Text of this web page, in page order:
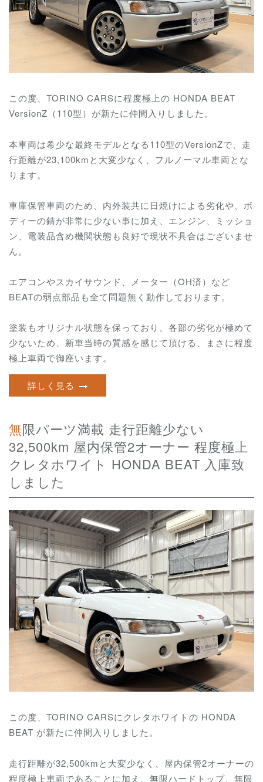
この度、TORINO CARSに程度極上の HONDA BEAT
VersionZ（110型）が新たに仲間入りしました。
本車両は希少な最終モデルとなる110型のVersionZで、走
行距離が23,100kmと大変少なく、フルノーマル車両とな
ります。
車庫保管車両のため、内外装共に日焼けによる劣化や、ボ
ディーの錆が非常に少ない事に加え、 エンジン、ミッショ
ン、電装品含め機関状態も良好で現状不具合はございませ
ん。
エアコンやスカイサウンド、メーター（OH済）など
BEATの弱点部品も全て問題無く動作しております。
塗装もオリジナル状態を保っており、各部の劣化が極めて
少ないため、新車当時の質感を感じて頂ける、まさに程度
極上車両で御座います。
詳しく見る
無限パーツ満載 走行距離少ない
32,500km 屋内保管2オーナー 程度極上
クレタホワイト HONDA BEAT 入庫致
しました
この度、TORINO CARSにクレタホワイトの HONDA
BEAT が新たに仲間入りしました。
走行距離が32,500kmと大変少なく、屋内保管2オーナーの
程度極上車両であることに加え、 無限ハードトップ、 無限